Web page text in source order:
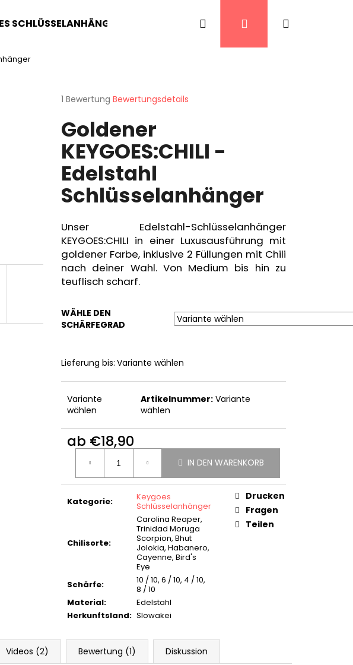
SCHLÜSSELANHÄNGER CHILI PFEFFER SCHARFE
Suchen
Die
Produktbewertung
ist
5,0
von
5
Sternen.
1 Bewertung Bewertungsdetails
Goldener
KEYGOES:CHILI -
Edelstahl
Schlüsselanhänger
Unser Edelstahl-Schlüsselanhänger
KEYGOES:CHILI in einer Luxusausführung mit
goldener Farbe, inklusive 2 Füllungen mit Chili
nach deiner Wahl. Von Medium bis hin zu
teuflisch scharf.
WÄHLE DEN
SCHÄRFEGRAD
Lieferung bis: Variante wählen
Variante
wählen
Artikelnummer: Variante
wählen
ab €18,90
Verkaufspreis:
IN DEN WARENKORB
Kategorie:
Keygoes
Schlüsselanhänger
Chilisorte:
Carolina Reaper,
Trinidad Moruga
Scorpion, Bhut
Jolokia, Habanero,
Cayenne, Bird's
Eye
Schärfe:
10 / 10, 6 / 10, 4 / 10,
8 / 10
Material:
Edelstahl
Herkunftsland: Slowakei
Drucken
Fragen
Teilen
Videos (2) Bewertung (1) Diskussion
3X KEYGOES:CHILI HOTSAUCE 30 ML
SCHLÜSSELANHÄNGER